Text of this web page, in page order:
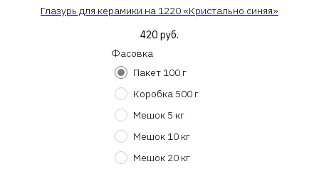
Глазурь для керамики на 1220 «Кристально синяя»
420 руб.
Фасовка
Пакет 100 г
Коробка 500 г
Мешок 5 кг
Мешок 10 кг
Мешок 20 кг